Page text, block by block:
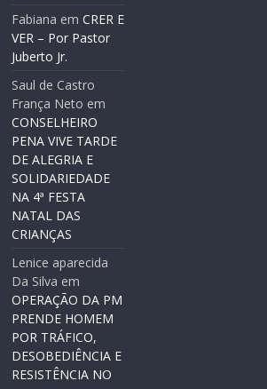
Fabiana emCRER E
VER – Por Pastor
Juberto Jr.
Saul de Castro
França Neto em
CONSELHEIRO
PENA VIVE TARDE
DE ALEGRIA E
SOLIDARIEDADE
NA 4ª FESTA
NATAL DAS
CRIANÇAS
Lenice aparecida
Da Silva em
OPERAÇÃO DA PM
PRENDE HOMEM
POR TRÁFICO,
DESOBEDIÊNCIA E
RESISTÊNCIA NO